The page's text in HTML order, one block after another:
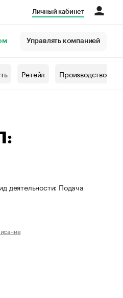
Личный кабинет
Управлять компанией
Ретейл Производство
деятельности: Подача